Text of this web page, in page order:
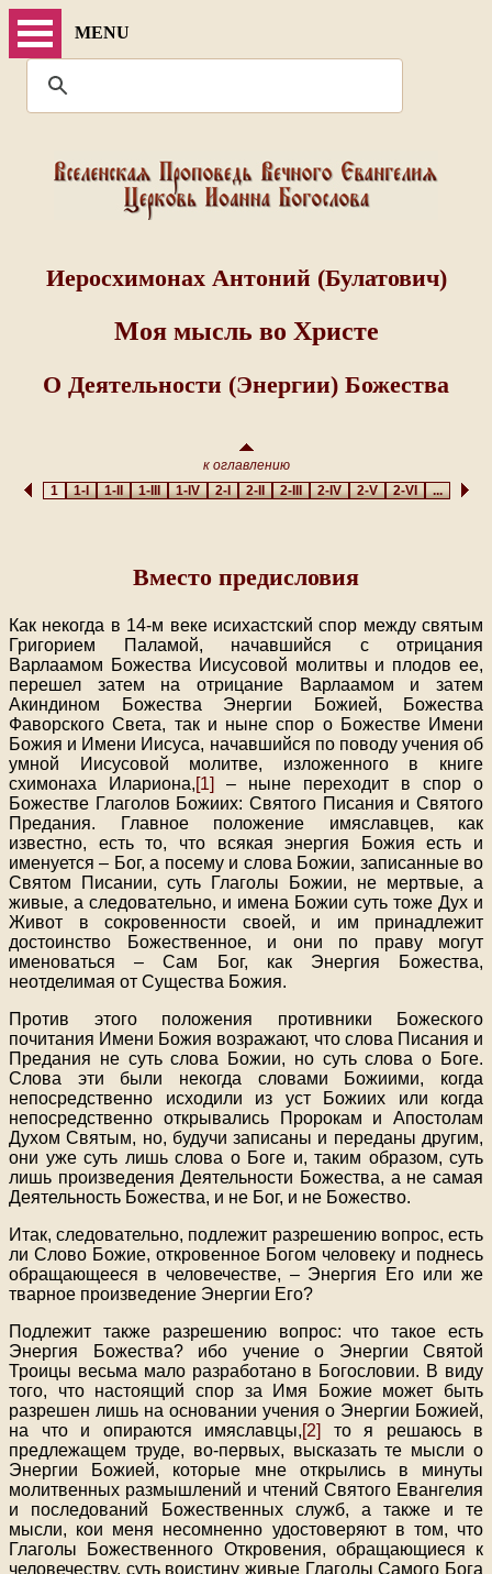
MENU
Иеросхимонах Антоний (Булатович)
Моя мысль во Христе
О Деятельности (Энергии) Божества
к оглавлению
1 1-I1-II1-III1-IV2-I2-II2-III2-IV2-V2-VI...
Вместо предисловия
Как некогда в 14-м веке исихастский спор между святым
Григорием Паламой, начавшийся с отрицания
Варлаамом Божества Иисусовой молитвы и плодов ее,
перешел затем на отрицание Варлаамом и затем
Акиндином Божества Энергии Божией, Божества
Фаворского Света, так и ныне спор о Божестве Имени
Божия и Имени Иисуса, начавшийся по поводу учения об
умной Иисусовой молитве, изложенного в книге
схимонаха Илариона,[1]
– ныне переходит в спор о
Божестве Глаголов Божиих: Святого Писания и Святого
Предания. Главное положение имяславцев, как
известно, есть то, что всякая энергия Божия есть и
именуется – Бог, а посему и слова Божии, записанные во
Святом Писании, суть Глаголы Божии, не мертвые, а
живые, а следовательно, и имена Божии суть тоже Дух и
Живот в сокровенности своей, и им принадлежит
достоинство Божественное, и они по праву могут
именоваться – Сам Бог, как Энергия Божества,
неотделимая от Существа Божия.
Против этого положения противники Божеского
почитания Имени Божия возражают, что слова Писания и
Предания не суть слова Божии, но суть слова о Боге.
Слова эти были некогда словами Божиими, когда
непосредственно исходили из уст Божиих или когда
непосредственно открывались Пророкам и Апостолам
Духом Святым, но, будучи записаны и переданы другим,
они уже суть лишь слова о Боге и, таким образом, суть
лишь произведения Деятельности Божества, а не самая
Деятельность Божества, и не Бог, и не Божество.
Итак, следовательно, подлежит разрешению вопрос, есть
ли Слово Божие, откровенное Богом человеку и поднесь
обращающееся в человечестве, – Энергия Его или же
тварное произведение Энергии Его?
Подлежит также разрешению вопрос: что такое есть
Энергия Божества? ибо учение о Энергии Святой
Троицы весьма мало разработано в Богословии. В виду
того, что настоящий спор за Имя Божие может быть
разрешен лишь на основании учения о Энергии Божией,
на что и опираются имяславцы,[2]
то я решаюсь в
предлежащем труде, во-первых, высказать те мысли о
Энергии Божией, которые мне открылись в минуты
молитвенных размышлений и чтений Святого Евангелия
и последований Божественных служб, а также и те
мысли, кои меня несомненно удостоверяют в том, что
Глаголы Божественного Откровения, обращающиеся к
человечеству, суть воистину живые Глаголы Самого Бога